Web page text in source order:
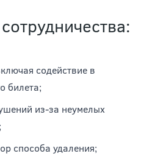
содействие в
билета;
из-за неумелых
способа удаления;